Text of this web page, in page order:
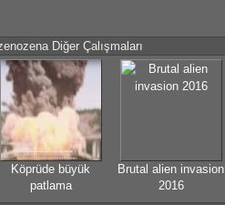
Diğer Çalışmaları
Köprüde büyük
patlama
Brutal alien invasion
2016